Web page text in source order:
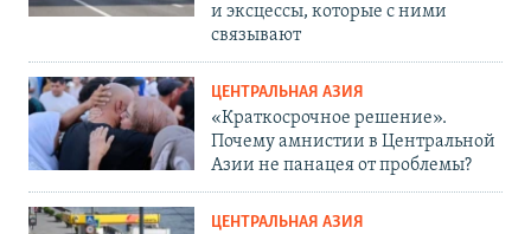
и эксцессы, которые с ними
связывают
ЦЕНТРАЛЬНАЯ АЗИЯ
«Краткосрочное решение».
Почему амнистии в Центральной
Азии не панацея от проблемы?
ЦЕНТРАЛЬНАЯ АЗИЯ